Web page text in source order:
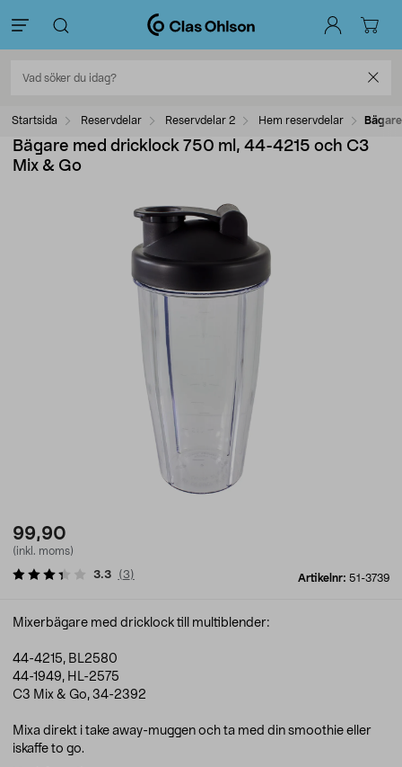
Startsida Reservdelar Reservdelar 2 Hem reservdelar
Bägare med dricklock 750 ml, 44-4215 och C3
Mix & Go
99,90
(inkl. moms)
Artikelnr: 51-3739
3.3 (3)
Mixerbägare med dricklock till multiblender:
44-4215, BL2580
44-1949, HL-2575
C3 Mix & Go, 34-2392
Mixa direkt i take away-muggen och ta med din smoothie eller
iskaffe to go.